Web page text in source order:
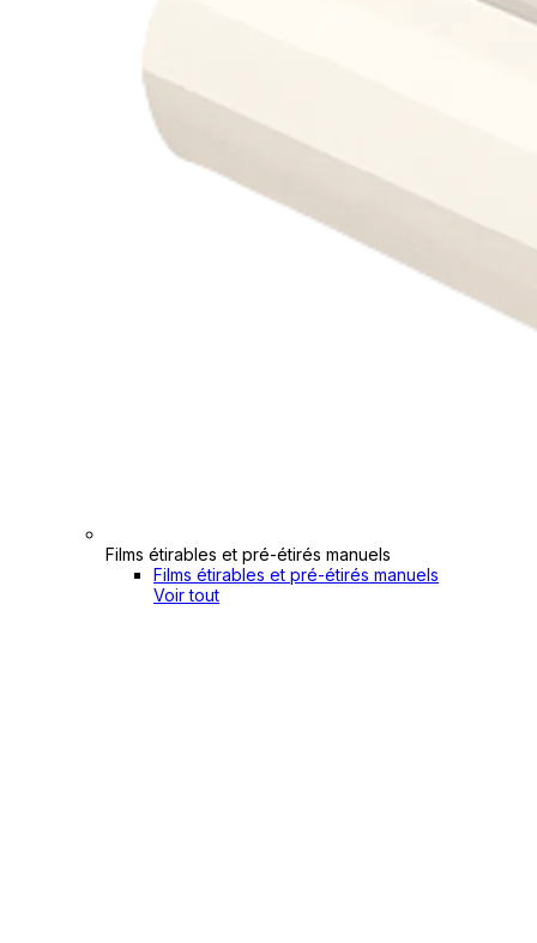
Films étirables et pré-étirés manuels
Films étirables et pré-étirés manuels
Voir tout